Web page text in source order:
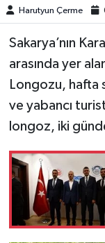
Harutyun Çerme
Sakarya’nın
arasında yer
Longozu, hafta
ve yabancı
longoz, iki